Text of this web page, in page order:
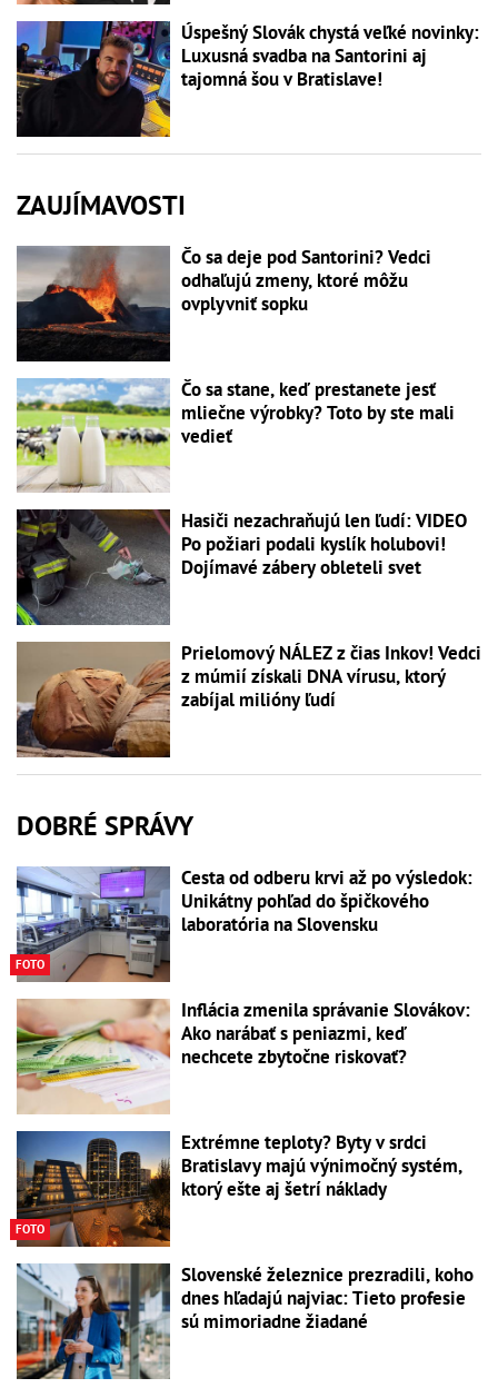
Úspešný Slovák chystá veľké novinky:
Luxusná svadba na Santorini aj
tajomná šou v Bratislave!
ZAUJÍMAVOSTI
Čo sa deje pod Santorini? Vedci
odhaľujú zmeny, ktoré môžu
ovplyvniť sopku
Čo sa stane, keď prestanete jesť
mliečne výrobky? Toto by ste mali
vedieť
Hasiči nezachraňujú len ľudí: VIDEO
Po požiari podali kyslík holubovi!
Dojímavé zábery obleteli svet
Prielomový NÁLEZ z čias Inkov! Vedci
z múmií získali DNA vírusu, ktorý
zabíjal milióny ľudí
DOBRÉ SPRÁVY
FOTO
Cesta od odberu krvi až po výsledok:
Unikátny pohľad do špičkového
laboratória na Slovensku
Inflácia zmenila správanie Slovákov:
Ako narábať s peniazmi, keď
nechcete zbytočne riskovať?
FOTO
Extrémne teploty? Byty v srdci
Bratislavy majú výnimočný systém,
ktorý ešte aj šetrí náklady
Slovenské železnice prezradili, koho
dnes hľadajú najviac: Tieto profesie
sú mimoriadne žiadané